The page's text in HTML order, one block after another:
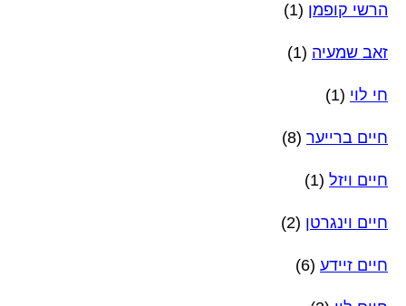
הרשי קופמן (1)
זאב שמעיה (1)
חי לוי (1)
חיים ברייער (8)
חיים ויזל (1)
חיים וינגרטן (2)
חיים זיידע (6)